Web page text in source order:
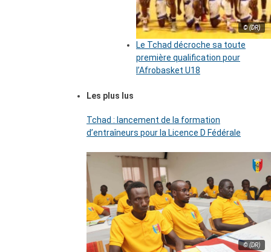
© (DR)
Le Tchad décroche sa toute
première qualification pour
l’Afrobasket U18
Les plus lus
Tchad : lancement de la formation
d’entraîneurs pour la Licence D Fédérale
© (DR)